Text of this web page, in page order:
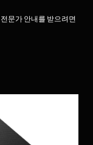
전문가 안내를 받으려면